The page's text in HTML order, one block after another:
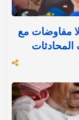
لا مفاوضات مع
المحادثات